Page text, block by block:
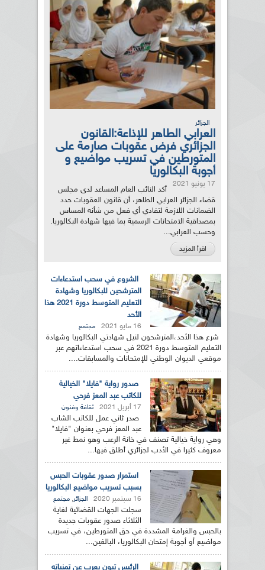
الجزائر
العرابي الطاهر للإذاعة:القانون
الجزائري فرض عقوبات صارمة على
المتورطين في تسريب مواضيع و
أجوبة البكالوريا
17 يونيو 2021
أكد النائب العام المساعد لدى مجلس
قضاء الجزائر العرابي الطاهر، أن قانون العقوبات حدد
الضمانات اللازمة لتفادي أي فعل من شأنه المساس
بمصداقية الامتحانات الرسمية بما فيها شهادة البكالوريا.
وحسب العرابي...
اقرأ المزيد
الشروع في سحب استدعاءات
المترشحين للبكالوريا وشهادة
التعليم المتوسط دورة 2021 هذا
الأحد
16 مايو 2021 مجتمع
شرع هذا الأحد،المترشحون لنيل شهادتي البكالوريا وشهادة
التعليم المتوسط دورة 2021 في سحب استدعاءاتهم عبر
موقعي الديوان الوطني للإمتحانات والمسابقات....
صدور رواية "فايلا" الخيالية
للكاتب عبد المعز فرحي
17 أبريل 2021 ثقافة وفنون
صدر ثاني عمل للكاتب الشاب
عبد المعز فرحي بعنوان "فايلا"
وهي رواية خيالية تصنف في خانة الرعب وهو نمط غير
معروف كثيرا في الأدب لجزائري أطلق فيها...
استمرار صدور عقوبات الحبس
بسبب تسريب مواضيع البكالوريا
16 سبتمبر 2020 الجزائر, مجتمع
سجلت الجهات القضائية لغاية
الثلاثاء صدور عقوبات جديدة
بالحبس والغرامة المشددة في حق المتورطين، في تسريب
مواضيع أو أجوبة إمتحان البكالوريا، البالغين...
الرئيس تبون يعرب عن تمنياته